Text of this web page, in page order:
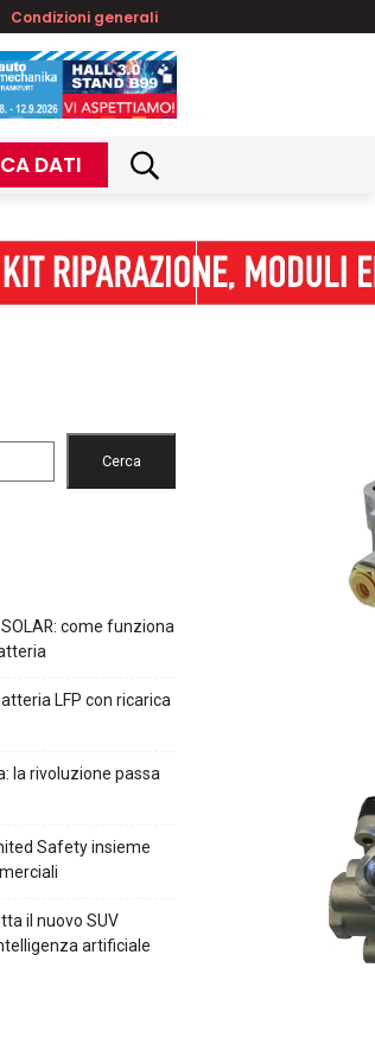
Condizioni generali
DATI
Cerca
come funziona
LFP con ricarica
la rivoluzione passa
Safety insieme
il nuovo SUV
artificiale